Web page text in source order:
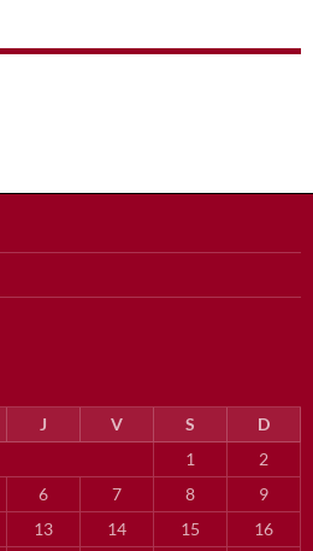
J V S
D
1
2
6 7 8
9
13 14 15 16